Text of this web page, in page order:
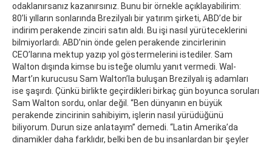
odaklanırsanız kazanırsınız. Bunu bir örnekle açıklayabilirim:
80’li yılların sonlarında Brezilyalı bir yatırım şirketi, ABD’de bir
indirim perakende zinciri satın aldı. Bu işi nasıl yürüteceklerini
bilmiyorlardı. ABD’nin önde gelen perakende zincirlerinin
CEO’larına mektup yazıp yol göstermelerini istediler. Sam
Walton dışında kimse bu isteğe olumlu yanıt vermedi. Wal-
Mart’ın kurucusu Sam Walton’la buluşan Brezilyalı iş adamları
ise şaşırdı. Çünkü birlikte geçirdikleri birkaç gün boyunca soruları
Sam Walton sordu, onlar değil. “Ben dünyanın en büyük
perakende zincirinin sahibiyim, işlerin nasıl yürüdüğünü
biliyorum. Durun size anlatayım” demedi. “Latin Amerika’da
dinamikler daha farklıdır, belki ben de bu insanlardan bir şeyler